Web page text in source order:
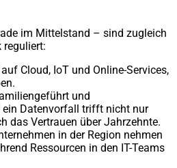
im Mittelstand – sind zugleich
Cloud, IoT und Online-Services,
und
ein Datenvorfall trifft nicht nur
das Vertrauen über Jahrzehnte.
in der Region nehmen
Ressourcen in den IT-Teams